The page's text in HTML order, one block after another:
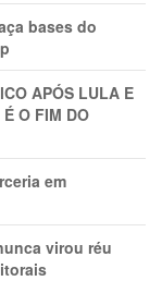
bases do
APÓS LULA E
O FIM DO
em
virou réu